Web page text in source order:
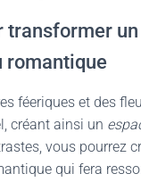
transformer
romantique
féeriques et des
créant ainsi un
vous pourrez
qui fera